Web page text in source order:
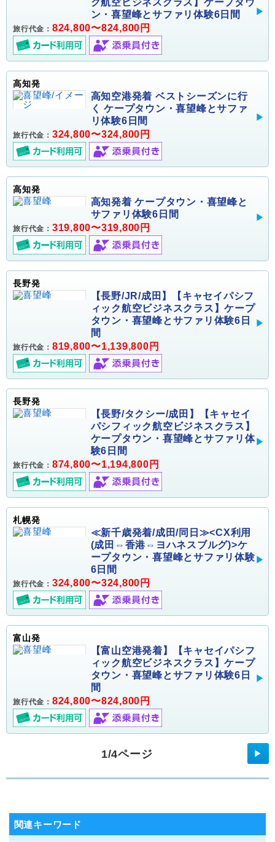
ク航空ビジネスクラス】ケープタウ
ン・喜望峰とサファリ体験6日間
旅行代金： 824,800〜824,800円
高知発
高知空港発着 ベストシーズンに行
く ケープタウン・喜望峰とサファ
リ体験6日間
旅行代金： 324,800〜324,800円
高知発
高知発着 ケープタウン・喜望峰と
サファリ体験6日間
旅行代金： 319,800〜319,800円
長野発
【長野/JR/成田】【キャセイパシフ
ィック航空ビジネスクラス】ケープ
タウン・喜望峰とサファリ体験6日
間
旅行代金： 819,800〜1,139,800円
長野発
【長野/タクシー/成田】【キャセイ
パシフィック航空ビジネスクラス】
ケープタウン・喜望峰とサファリ体
験6日間
旅行代金： 874,800〜1,194,800円
札幌発
≪新千歳発着/成田/同日≫<CX利用
(成田⇔香港⇔ヨハネスブルグ)>ケ
ープタウン・喜望峰とサファリ体験
6日間
旅行代金： 324,800〜324,800円
富山発
【富山空港発着】【キャセイパシフ
ィック航空ビジネスクラス】ケープ
タウン・喜望峰とサファリ体験6日
間
旅行代金： 824,800〜824,800円
1/4ページ ▶
関連キーワード